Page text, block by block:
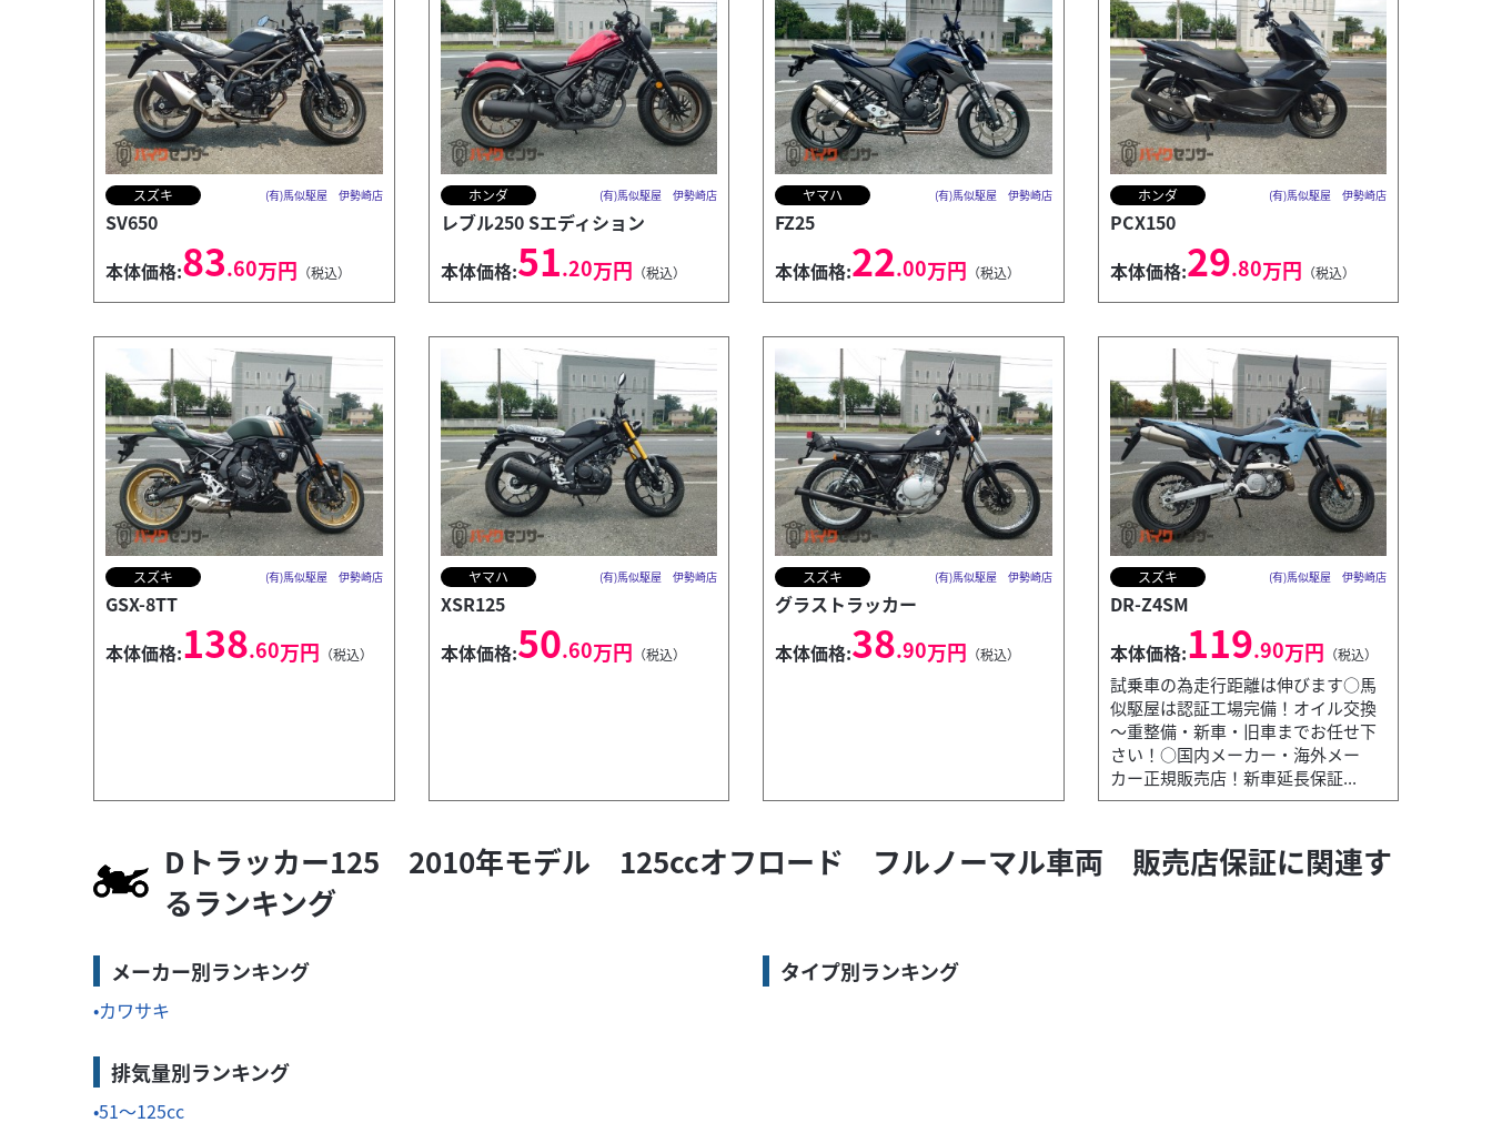
ホンダ
51
スズキ (有)馬似駆屋 伊勢崎店
SV650
本体価格:83.60万円 （税込）
ホンダ (有)馬似駆屋 伊勢崎店
レブル250 Sエディション
本体価格:51.20万円 （税込）
ヤマハ (有)馬似駆屋 伊勢崎店
FZ25
本体価格:22.00万円 （税込）
ホンダ (有)馬似駆屋 伊勢崎店
PCX150
本体価格:29.80万円 （税込）
スズキ (有)馬似駆屋 伊勢崎店
GSX-8TT
本体価格:138.60万円 （税込）
ヤマハ (有)馬似駆屋 伊勢崎店
XSR125
本体価格:50.60万円 （税込）
スズキ (有)馬似駆屋 伊勢崎店
グラストラッカー
本体価格:38.90万円 （税込）
スズキ (有)馬似駆屋 伊勢崎店
DR‑Z4SM
本体価格:119.90万円 （税込）
試乗車の為走行距離は伸びます○馬
似駆屋は認証工場完備！オイル交換
～重整備・新車・旧車までお任せ下
さい！○国内メーカー・海外メー
カー正規販売店！新車延長保証...
Dトラッカー125 2010年モデル 125ccオフロード フルノーマル車両 販売店保証に関連す
るランキング
メーカー別ランキング
カワサキ
タイプ別ランキング
排気量別ランキング
51～125cc